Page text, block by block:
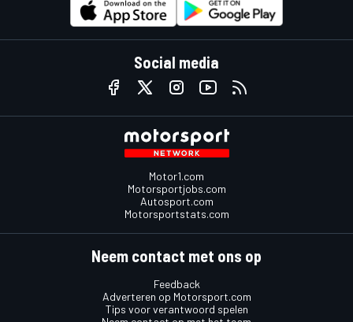
Social media
Motor1.com
Motorsportjobs.com
Autosport.com
Motorsportstats.com
Neem contact met ons op
Feedback
Adverteren op Motorsport.com
Tips voor verantwoord spelen